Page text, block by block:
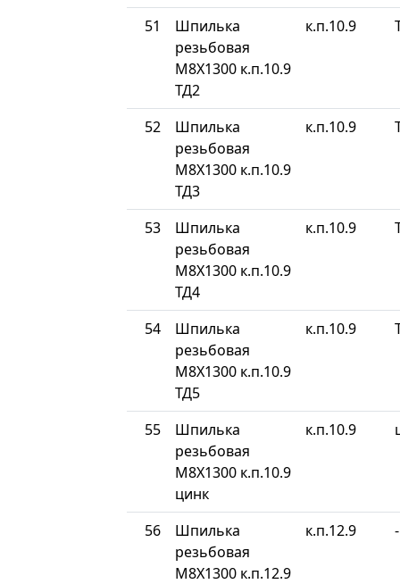
51
Шпилька
резьбовая
М8Х1300 к.п.10.9
ТД2
к.п.10.9
52
Шпилька
резьбовая
М8Х1300 к.п.10.9
ТД3
к.п.10.9
53
Шпилька
резьбовая
М8Х1300 к.п.10.9
ТД4
к.п.10.9
54
Шпилька
резьбовая
М8Х1300 к.п.10.9
ТД5
к.п.10.9
55
Шпилька
резьбовая
М8Х1300 к.п.10.9
цинк
к.п.10.9
56
Шпилька
резьбовая
М8Х1300 к.п.12.9
к.п.12.9 -